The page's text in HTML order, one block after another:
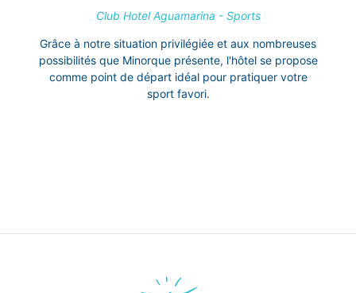
Club Hotel Aguamarina - Sports
Grâce à notre situation privilégiée et aux nombreuses
possibilités que Minorque présente, l'hôtel se propose
comme point de départ idéal pour pratiquer votre
sport favori.